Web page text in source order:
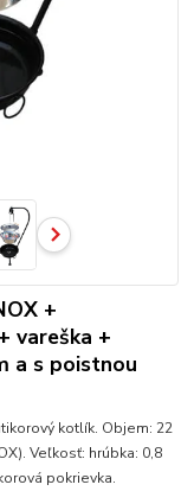
+
vareška +
a s poistnou
kotlík. Objem: 22
Veľkosť: hrúbka: 0,8
pokrievka.